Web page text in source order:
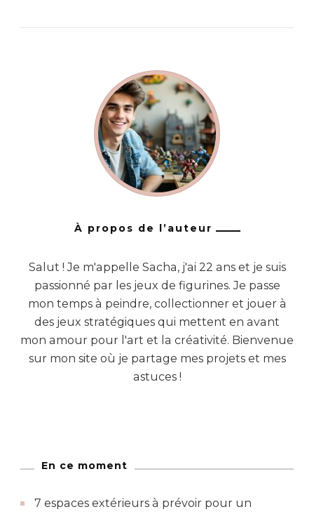
À propos de l’auteur
Salut ! Je m'appelle Sacha, j'ai 22 ans et je suis
passionné par les jeux de figurines. Je passe
mon temps à peindre, collectionner et jouer à
des jeux stratégiques qui mettent en avant
mon amour pour l'art et la créativité. Bienvenue
sur mon site où je partage mes projets et mes
astuces !
En ce moment
7 espaces extérieurs à prévoir pour un